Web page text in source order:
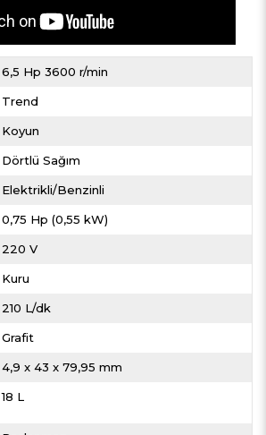
6,5 Hp 3600 r/min
Trend
Koyun
Dörtlü Sağım
Elektrikli/Benzinli
0,75 Hp (0,55 kW)
220 V
Kuru
210 L/dk
Grafit
4,9 x 43 x 79,95 mm
18 L